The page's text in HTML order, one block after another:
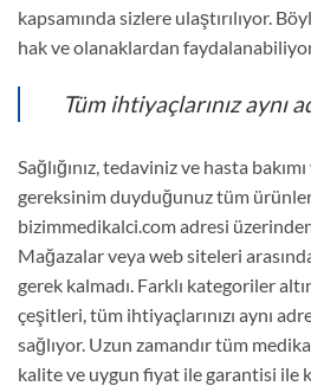
kapsamında sizlere ulaştırılıyor.
hak ve olanaklardan
Tüm ihtiyaçlarınız aynı
Sağlığınız, tedaviniz ve hasta
gereksinim duyduğunuz tüm
bizimmedikalci.com adresi
Mağazalar veya web siteleri
gerek kalmadı. Farklı kategoriler
çeşitleri, tüm ihtiyaçlarınızı aynı
sağlıyor. Uzun zamandır tüm
kalite ve uygun fiyat ile garantisi ile